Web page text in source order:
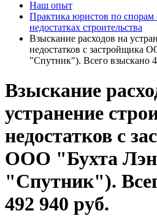
Наш опыт
Практика юристов по спорам
недостатках строительства
Взыскание расходов на
недостатков с
"Спутник"). Всего взыскано
Взыскание
устранение
недостатков с
ООО "Бухта
"Спутник").
492 940 руб.